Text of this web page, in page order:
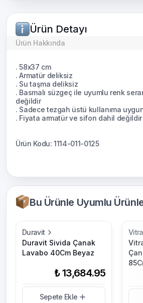
Bu Ürünle Uyumlu
Duravit
Duravit Sivida Çanak
Lavabo 40Cm Beyaz
₺ 13,684.95
Sepete Ekle
Vitra
Ürün Detayı
Ürün Hakkında
. 58x37 cm
. Armatür deliksiz
. Su taşma deliksiz
. Basmalı süzgeç ile uyumlu renk
değildir
. Sadece tezgah üstü kullanıma
. Fiyata armatür ve sifon dahil değildir
Ürün Kodu: 1114-011-0125